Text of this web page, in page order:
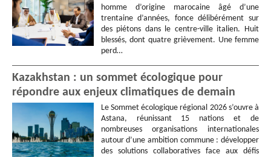
homme d’origine marocaine âgé d’une
trentaine d’années, fonce délibérément sur
des piétons dans le centre-ville italien. Huit
blessés, dont quatre grièvement. Une femme
perd…
Kazakhstan : un sommet écologique pour
répondre aux enjeux climatiques de demain
Le Sommet écologique régional 2026 s’ouvre à
Astana, réunissant 15 nations et de
nombreuses organisations internationales
autour d’une ambition commune : développer
des solutions collaboratives face aux défis